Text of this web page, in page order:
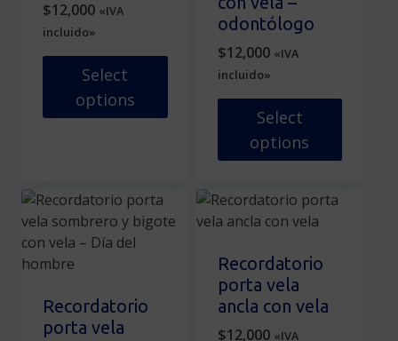
pueden
elegir
en
página
de
pueden
elegir
en
la
página
producto
$12,000 «IVA
incluido»
Select
options
múltiples
variantes.
opciones
pueden
elegir
odontólogo
$12,000 «IVA
incluido»
Select
options
producto
variantes.
Las
opciones
Recordatorio
porta vela
Recordatorio
porta vela
ancla con vela
$12,000 «IVA